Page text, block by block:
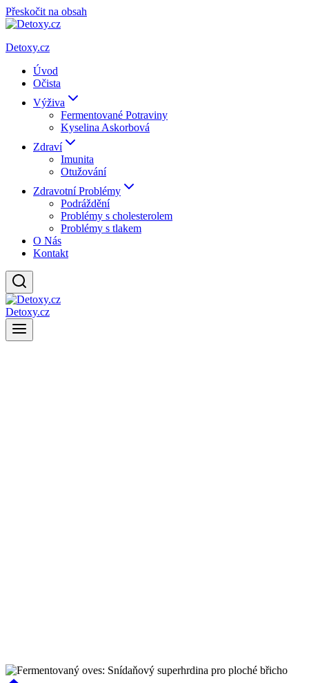
Přeskočit na obsah
Detoxy.cz
Úvod
Očista
Výživa
Fermentované Potraviny
Kyselina Askorbová
Zdraví
Imunita
Otužování
Zdravotní Problémy
Podráždění
Problémy s cholesterolem
Problémy s tlakem
O Nás
Kontakt
Detoxy.cz